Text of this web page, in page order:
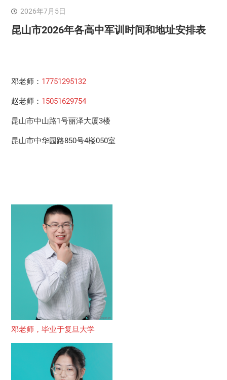
2026年7月5日
昆山市2026年各高中军训时间和地址安排表
邓老师： 17751295132
赵老师： 15051629754
昆山市中山路1号丽泽大厦3楼
昆山市中华园路850号4楼050室
邓老师，毕业于复旦大学